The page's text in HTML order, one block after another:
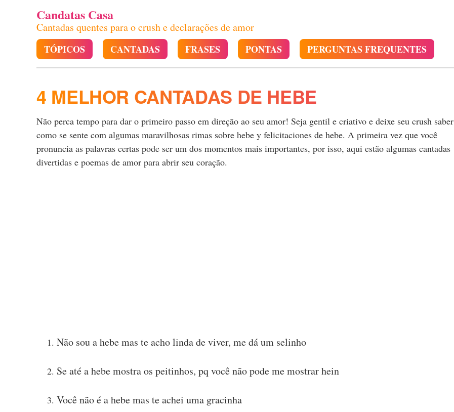
Candatas Casa
Cantadas quentes para o crush e declarações de amor
TÓPICOS CANTADAS FRASES PONTAS PERGUNTAS FREQUENTES
4 MELHOR CANTADAS DE HEBE
Não perca tempo para dar o primeiro passo em direção ao seu amor! Seja gentil e criativo e deixe seu crush saber
como se sente com algumas maravilhosas rimas sobre hebe y felicitaciones de hebe. A primeira vez que você
pronuncia as palavras certas pode ser um dos momentos mais importantes, por isso, aqui estão algumas cantadas
divertidas e poemas de amor para abrir seu coração.
Não sou a hebe mas te acho linda de viver, me dá um selinho
Se até a hebe mostra os peitinhos, pq você não pode me mostrar hein
Você não é a hebe mas te achei uma gracinha